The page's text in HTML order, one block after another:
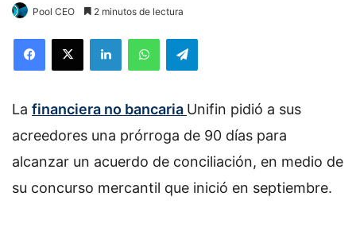
Pool CEO 2 minutos de lectura
La financiera no bancaria Unifin pidió a sus
acreedores una prórroga de 90 días para
alcanzar un acuerdo de conciliación, en medio de
su concurso mercantil que inició en septiembre.